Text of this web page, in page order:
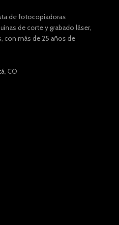
de fotocopiadoras
de corte y grabado láser,
con más de 25 años de
CO